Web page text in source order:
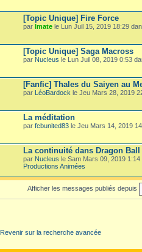
[Topic Unique] Fire Force
par Imate le Lun Juil 15, 2019 18:29
[Topic Unique] Saga Macross
par Nucleus le Lun Juil 08, 2019 0:53
[Fanfic] Thales du Saiyen au
par LéoBardock le Jeu Mars 28, 2019
La méditation
par fcbunited83 le Jeu Mars 14, 2019
La continuité dans Dragon Ball
par Nucleus le Sam Mars 09, 2019
Productions Animées
Afficher les messages publiés depuis
Revenir sur la recherche avancée